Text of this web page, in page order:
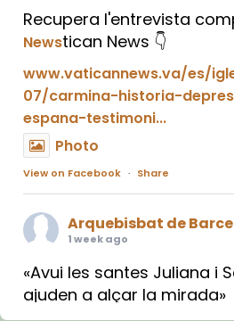
Recupera l'entrevista
Newstican News 👇
www.vaticannews.va/es/
07/carmina-historia-
espana-testimoni...
Photo
View on Facebook · Share
Arquebisbat de
1 week ago
«Avui les santes Juliana i
ajuden a alçar la mirada»